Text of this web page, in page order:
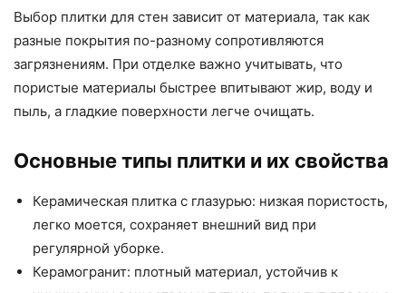
Выбор плитки для стен зависит от материала, так как
разные покрытия по-разному сопротивляются
загрязнениям. При отделке важно учитывать, что
пористые материалы быстрее впитывают жир, воду и
пыль, а гладкие поверхности легче очищать.
Основные типы плитки и их свойства
Керамическая плитка с глазурью: низкая пористость,
легко моется, сохраняет внешний вид при
регулярной уборке.
Керамогранит: плотный материал, устойчив к